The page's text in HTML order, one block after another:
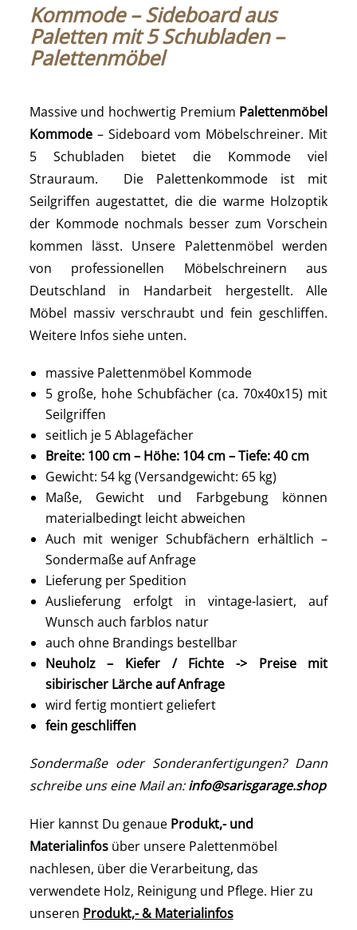
Kommode – Sideboard aus
Paletten mit 5 Schubladen –
Palettenmöbel
Massive und hochwertig Premium Palettenmöbel
Kommode– Sideboard vom Möbelschreiner. Mit
5 Schubladen bietet die Kommode viel
Strauraum. Die Palettenkommode ist mit
Seilgriffen augestattet, die die warme Holzoptik
der Kommode nochmals besser zum Vorschein
kommen lässt. Unsere Palettenmöbel werden
von professionellen Möbelschreinern aus
Deutschland in Handarbeit hergestellt. Alle
Möbel massiv verschraubt und fein geschliffen.
Weitere Infos siehe unten.
massive Palettenmöbel Kommode
5 große, hohe Schubfächer (ca. 70x40x15) mit
Seilgriffen
seitlich je 5 Ablagefächer
Breite: 100 cm – Höhe: 104 cm – Tiefe: 40 cm
Gewicht: 54 kg (Versandgewicht: 65 kg)
Maße, Gewicht und Farbgebung können
materialbedingt leicht abweichen
Auch mit weniger Schubfächern erhältlich –
Sondermaße auf Anfrage
Lieferung per Spedition
Auslieferung erfolgt in vintage-lasiert, auf
Wunsch auch farblos natur
auch ohne Brandings bestellbar
Neuholz – Kiefer / Fichte -> Preise mit
sibirischer Lärche auf Anfrage
wird fertig montiert geliefert
fein geschliffen
Sondermaße oder Sonderanfertigungen? Dann
schreibe uns eine Mail an:info@sarisgarage.shop
Hier kannst Du genaue Produkt,- und
Materialinfosüber unsere Palettenmöbel
nachlesen, über die Verarbeitung, das
verwendete Holz, Reinigung und Pflege. Hier zu
unseren Produkt,- & Materialinfos